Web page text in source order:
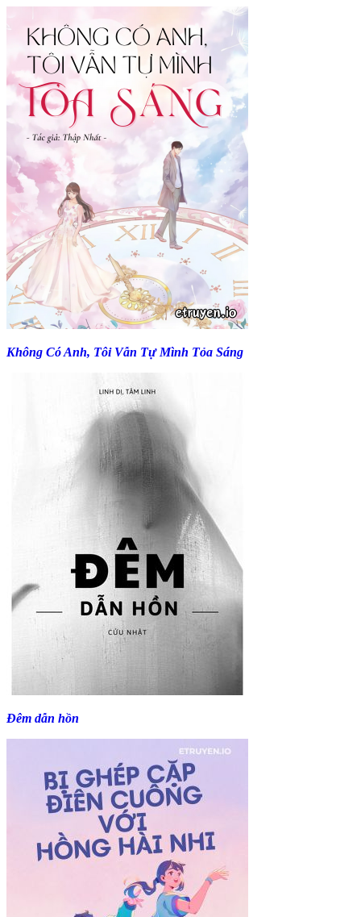
Không Có Anh, Tôi Vẫn Tự Mình Tỏa Sáng
Đêm dẫn hồn